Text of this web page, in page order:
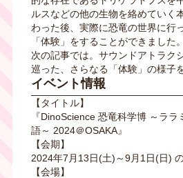
ルスなどの他の生物を絡めていく
わった後、実際に恐竜の世界に行
「体験」をすることができました。
次の記事では。サウンドアトラク
巡った、さらなる「体験」の様子
イベント情報
【タイトル】
『DinoScience 恐竜科学博 ～ラ
語～ 2024＠OSAKA』
【会期】
2024年7月13日(土)～9月1日(日)
【会場】